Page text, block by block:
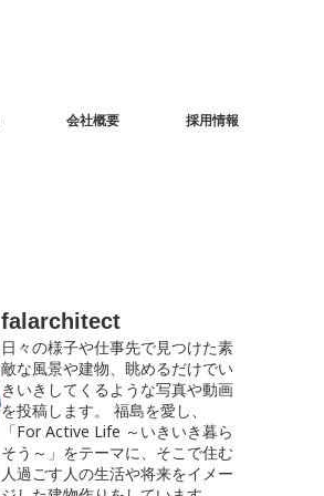
会社概要 採用情報
falarchitect
日々の様子や仕事先で見つけた素
敵な風景や建物、眺めるだけでい
きいきしてくるような写真や動画
を投稿します。
福島を愛し、
「For Active Life ～いきいき暮ら
そう～」をテーマに、そこで住む
人過ごす人の生活や将来をイメー